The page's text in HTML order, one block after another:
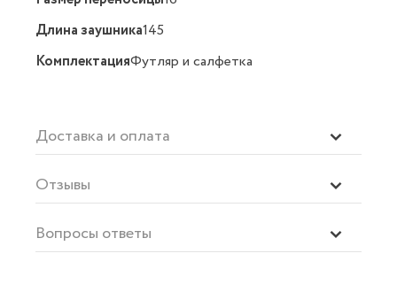
Длина заушника145
КомплектацияФутляр и салфетка
Доставка и оплата
Отзывы
Вопросы ответы